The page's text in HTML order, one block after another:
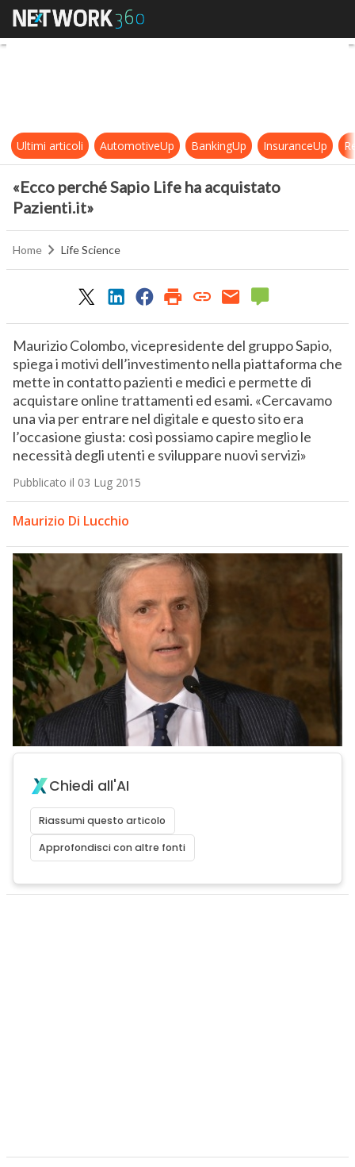
«Ecco perché Sapio Life ha
Ultimi articoli AutomotiveUp BankingUp InsuranceUp
«Ecco perché Sapio Life ha acquistato
Pazienti.it»
Home Life Science
Maurizio Colombo, vicepresidente del gruppo Sapio,
spiega i motivi dell’investimento nella piattaforma che
mette in contatto pazienti e medici e permette di
acquistare online trattamenti ed esami. «Cercavamo
una via per entrare nel digitale e questo sito era
l’occasione giusta: così possiamo capire meglio le
necessità degli utenti e sviluppare nuovi servizi»
Pubblicato il 03 Lug 2015
Maurizio Di Lucchio
Chiedi all'AI
Riassumi questo articolo
Approfondisci con altre fonti